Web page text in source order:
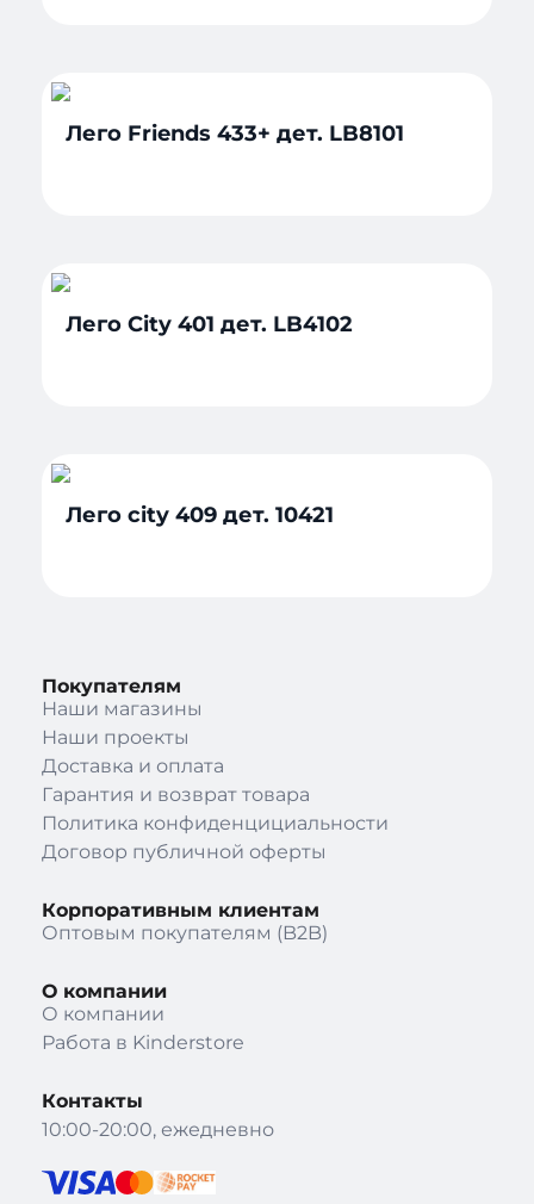
Лего Friends 433+ дет. LB8101
Лего City 401 дет. LB4102
Лего city 409 дет. 10421
Покупателям
Наши магазины
Наши проекты
Доставка и оплата
Гарантия и возврат товара
Политика конфиденцициальности
Договор публичной оферты
Корпоративным клиентам
Оптовым покупателям (B2B)
О компании
О компании
Работа в Kinderstore
Контакты
10:00-20:00, ежедневно